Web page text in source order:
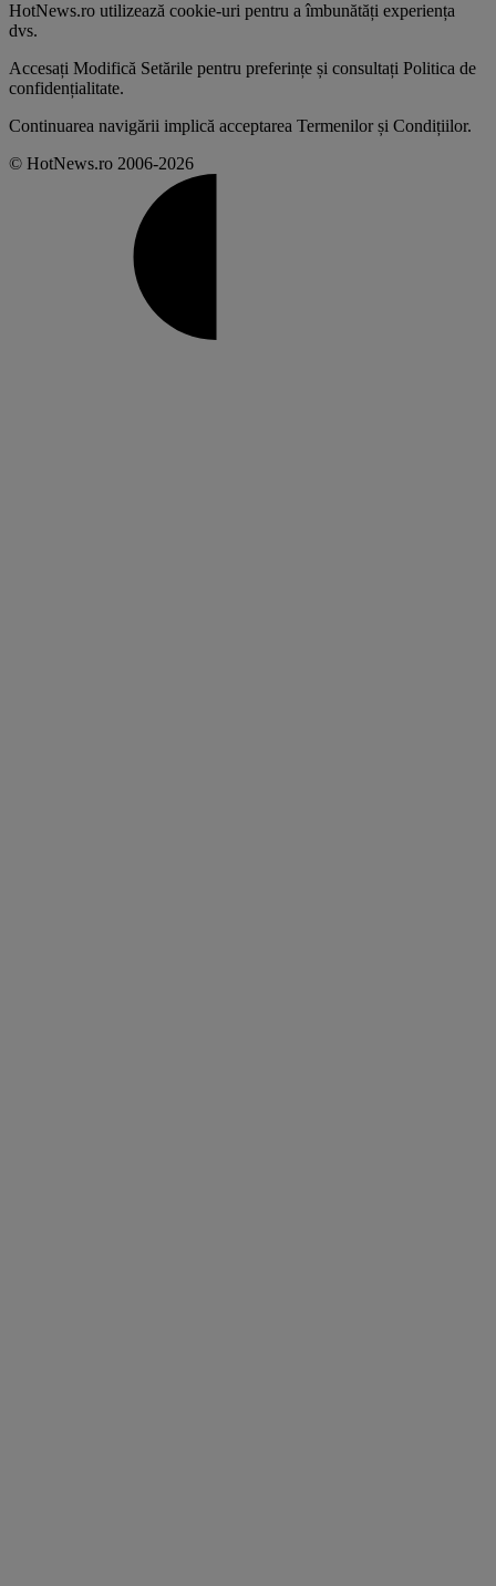
HotNews.ro utilizează cookie-uri pentru a îmbunătăți experiența
dvs.
Accesați Modifică Setările pentru preferințe și consultați Politica de
confidențialitate.
Continuarea navigării implică acceptarea Termenilor și Condițiilor.
© HotNews.ro 2006-2026